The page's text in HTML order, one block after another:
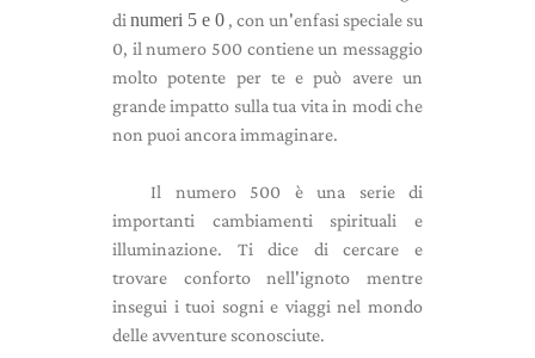
di numeri 5 e 0 , con un'enfasi speciale su
0, il numero 500 contiene un messaggio
molto potente per te e può avere un
grande impatto sulla tua vita in modi che
non puoi ancora immaginare.
Il numero 500 è una serie di
importanti cambiamenti spirituali e
illuminazione. Ti dice di cercare e
trovare conforto nell'ignoto mentre
insegui i tuoi sogni e viaggi nel mondo
delle avventure sconosciute.